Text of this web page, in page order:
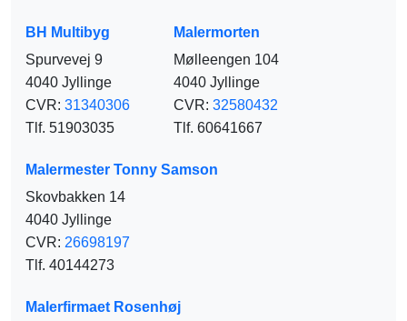
BH Multibyg
Spurvevej 9
4040 Jyllinge
CVR: 31340306
Tlf. 51903035
Malermorten
Mølleengen 104
4040 Jyllinge
CVR: 32580432
Tlf. 60641667
Malermester Tonny Samson
Skovbakken 14
4040 Jyllinge
CVR: 26698197
Tlf. 40144273
Malerfirmaet Rosenhøj